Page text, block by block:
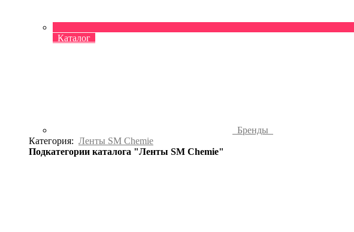
Каталог
Бренды
Категория: Ленты SM Chemie
Подкатегории каталога "Ленты SM Chemie"